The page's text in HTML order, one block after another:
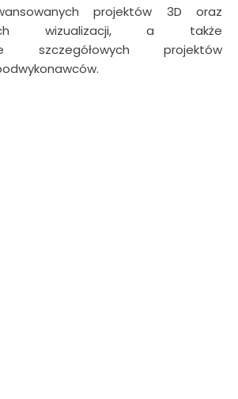
projektów 3D oraz
wizualizacji, a także
szczegółowych projektów